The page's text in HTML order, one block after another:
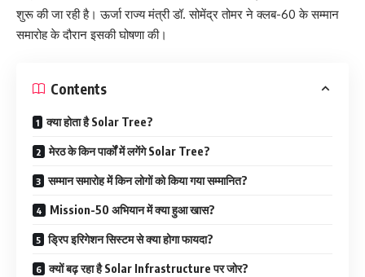
शुरू की जा रही है। ऊर्जा राज्य मंत्री डॉ. सोमेंद्र तोमर ने क्लब-60 के सम्मान
समारोह के दौरान इसकी घोषणा की।
Contents
क्या होता है Solar Tree?
मेरठ के किन पार्कों में लगेंगे Solar Tree?
सम्मान समारोह में किन लोगों को किया गया सम्मानित?
Mission-50 अभियान में क्या हुआ खास?
ड्रिप इरिगेशन सिस्टम से क्या होगा फायदा?
क्यों बढ़ रहा है Solar Infrastructure पर जोर?